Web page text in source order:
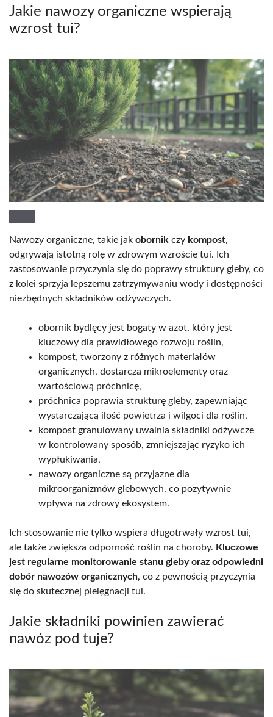
Jakie nawozy organiczne wspierają
wzrost tui?
Nawozy organiczne, takie jak obornik czy kompost,
odgrywają istotną rolę w zdrowym wzroście tui. Ich
zastosowanie przyczynia się do poprawy struktury gleby, co
z kolei sprzyja lepszemu zatrzymywaniu wody i dostępności
niezbędnych składników odżywczych.
obornik bydlęcy jest bogaty w azot, który jest
kluczowy dla prawidłowego rozwoju roślin,
kompost, tworzony z różnych materiałów
organicznych, dostarcza mikroelementy oraz
wartościową próchnicę,
próchnica poprawia strukturę gleby, zapewniając
wystarczającą ilość powietrza i wilgoci dla roślin,
kompost granulowany uwalnia składniki odżywcze
w kontrolowany sposób, zmniejszając ryzyko ich
wypłukiwania,
nawozy organiczne są przyjazne dla
mikroorganizmów glebowych, co pozytywnie
wpływa na zdrowy ekosystem.
Ich stosowanie nie tylko wspiera długotrwały wzrost tui,
ale także zwiększa odporność roślin na choroby. Kluczowe
jest regularne monitorowanie stanu gleby oraz odpowiedni
dobór nawozów organicznych, co z pewnością przyczynia
się do skutecznej pielęgnacji tui.
Jakie składniki powinien zawierać
nawóz pod tuje?